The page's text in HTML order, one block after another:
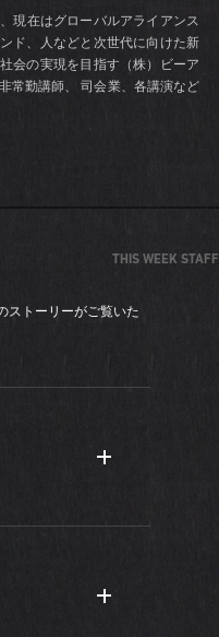
現在はグローバルアライアンス
ド、人などと次世代に向けた新
会の実現を目指す（株）ビーア
常勤講師、 司会業、各講演など
THIS WEEK STAFF
ストーリーがご覧いた
くBEAMSで働く
ピース）ばかり
で、休日は代々